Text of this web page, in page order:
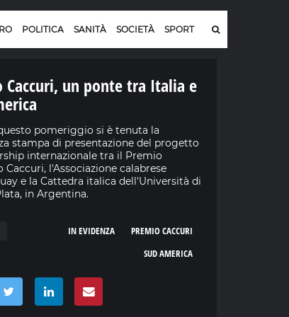
POLITICA SANITÀ SOCIETÀ SPORT
Caccuri, un ponte tra Italia e
pomeriggio si è tenuta la
stampa di presentazione del progetto
internazionale tra il Premio
Caccuri, l'Associazione calabrese
e la Cattedra italica dell'Università di
in Argentina.
PREMIO CACCURI
IN EVIDENZA
SUD AMERICA